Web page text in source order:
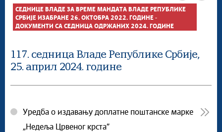
СЕДНИЦЕ ВЛАДЕ ЗА ВРЕМЕ МАНДАТА ВЛАДЕ РЕПУБЛИКЕ
СРБИЈЕ ИЗАБРАНЕ 26. ОКТОБРА 2022. ГОДИНЕ -
ДОКУМЕНТИ СА СЕДНИЦА ОДРЖАНИХ 2024. ГОДИНЕ
117. седница Владе Републике Србије,
25. април 2024. године
Уредба о издавању доплатне поштанске марке
„Недеља Црвеног крста”